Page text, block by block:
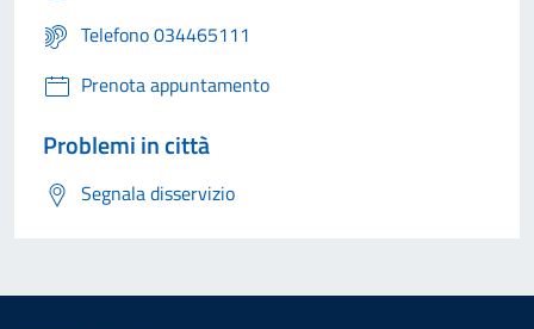
Telefono 034465111
Prenota appuntamento
Problemi in città
Segnala disservizio